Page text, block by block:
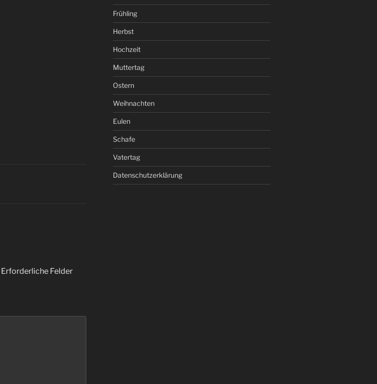
Erforderliche Felder
Frühling
Herbst
Hochzeit
Muttertag
Ostern
Weihnachten
Eulen
Schafe
Vatertag
Datenschutzerklärung